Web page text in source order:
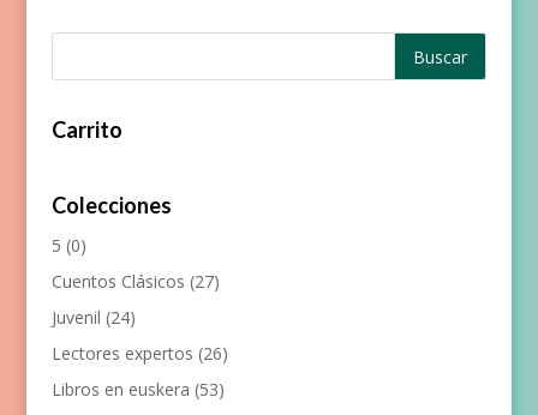
Carrito
Colecciones
5 (0)
Cuentos Clásicos (27)
Juvenil (24)
Lectores expertos (26)
Libros en euskera (53)